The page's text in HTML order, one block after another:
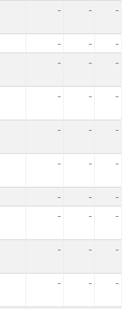
- - -
- -
-
- - -
- - -
- - -
- - -
- -
-
- - -
- - -
- - -